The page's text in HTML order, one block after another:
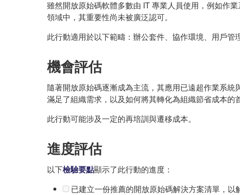
雖然開放原始碼軟體多數由 IT 專業人員使用，例如作
領域中，其重要性尚未被廣泛認可。
此行動適用於以下範疇：辦公套件、協作環境、用戶管
機會評估
隨著開放原始碼逐漸成為主流，其應用已遠超作業系
滿足了組織需求，以及如何將其轉化為組織節省成本的
此行動可能涉及一定的再培訓與遷移成本。
進度評估
以下檢驗要點顯示了此行動的進度：
已建立一份推薦的開放原始碼解決方案清單，以